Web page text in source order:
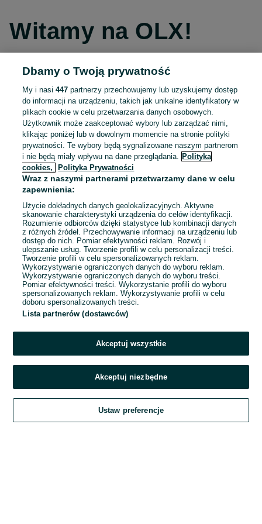
Witamy na OLX!
Kontynuuj przez Facebooka
Kontynuuj przez konto Apple
Kontynuuj przez konto Google
LUB
E-mail
Hasło
Zaloguj się
Kontynuując za pośrednictwem jednego z dostawców wskazanych powyżej,
OLX.pl w jego aktualnym brzmieniu.
Dbamy o Twoją prywatność
My i nasi447 partnerzy przechowujemy lub uzyskujemy dostęp
do informacji na urządzeniu, takich jak unikalne identyfikatory w
plikach cookie w celu przetwarzania danych osobowych.
Użytkownik może zaakceptować wybory lub zarządzać nimi,
klikając poniżej lub w dowolnym momencie na stronie polityki
prywatności. Te wybory będą sygnalizowane naszym partnerom
i nie będą miały wpływu na dane przeglądania.
Polityka
cookies,
Polityka Prywatności
Wraz z naszymi partnerami przetwarzamy dane w celu
zapewnienia:
Użycie dokładnych danych geolokalizacyjnych. Aktywne
skanowanie charakterystyki urządzenia do celów identyfikacji.
Rozumienie odbiorców dzięki statystyce lub kombinacji danych
z różnych źródeł. Przechowywanie informacji na urządzeniu lub
dostęp do nich. Pomiar efektywności reklam. Rozwój i
ulepszanie usług. Tworzenie profili w celu personalizacji treści.
Tworzenie profili w celu spersonalizowanych reklam.
Wykorzystywanie ograniczonych danych do wyboru reklam.
Wykorzystywanie ograniczonych danych do wyboru treści.
Pomiar efektywności treści. Wykorzystanie profili do wyboru
spersonalizowanych reklam. Wykorzystywanie profili w celu
doboru spersonalizowanych treści.
Lista partnerów (dostawców)
Akceptuj wszystkie
Akceptuj niezbędne
Ustaw preferencje